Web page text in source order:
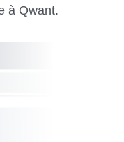
à Qwant.